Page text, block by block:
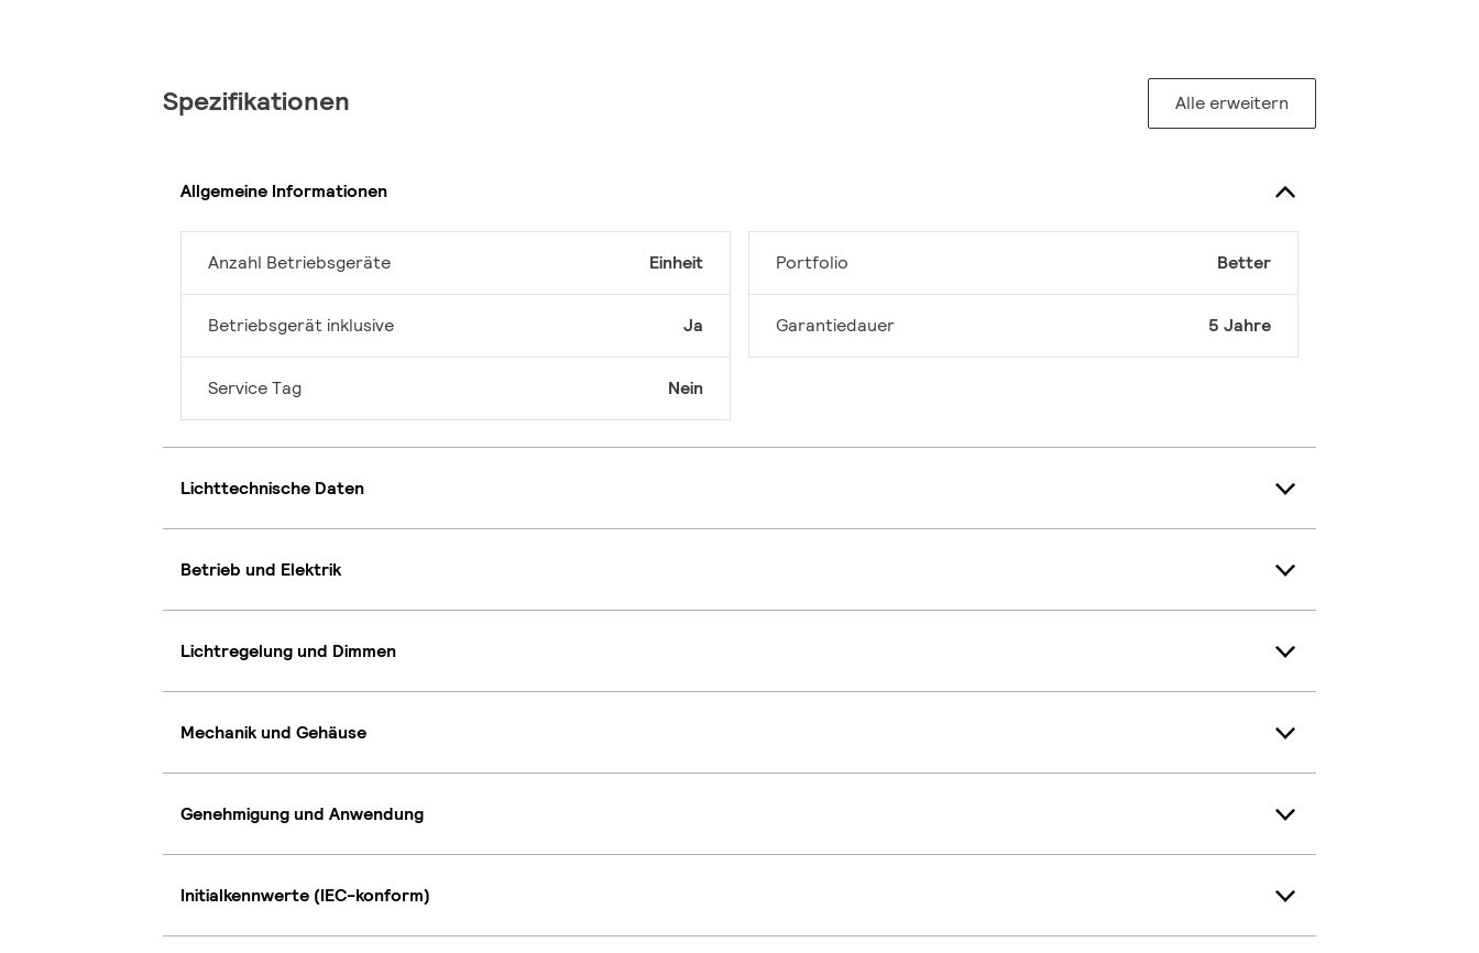
Spezifikationen Alle erweitern
Allgemeine Informationen
Anzahl Betriebsgeräte Einheit
Betriebsgerät inklusive Ja
Service Tag Nein
Portfolio Better
Garantiedauer 5 Jahre
Lichttechnische Daten
Betrieb und Elektrik
Lichtregelung und Dimmen
Mechanik und Gehäuse
Genehmigung und Anwendung
Initialkennwerte (IEC-konform)